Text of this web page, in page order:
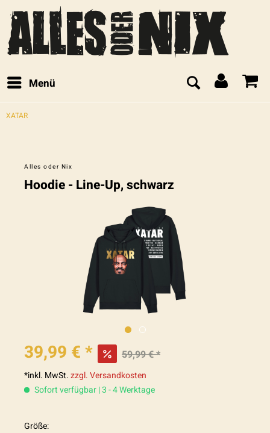
Menü
XATAR
Alles oder Nix
Hoodie - Line-Up, schwarz
39,99 € * 59,99 € *
*inkl. MwSt.zzgl. Versandkosten
Sofort verfügbar | 3 - 4 Werktage
Größe: